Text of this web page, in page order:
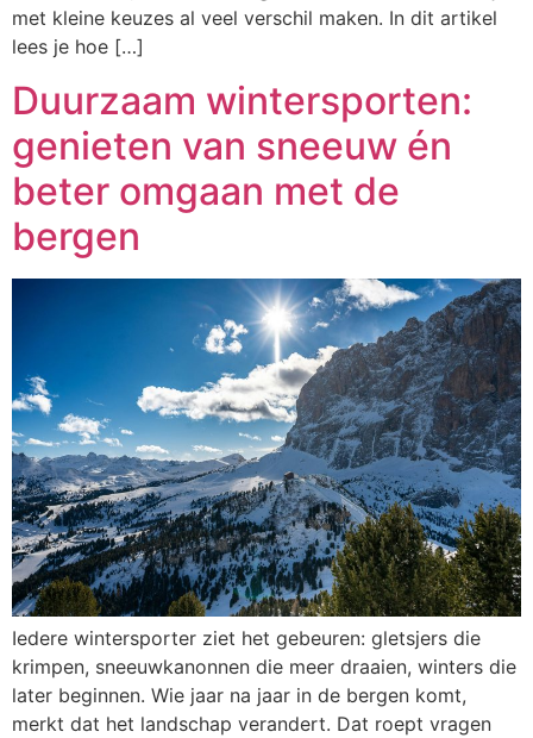
met kleine keuzes al veel verschil maken. In dit artikel
lees je hoe […]
Duurzaam wintersporten:
genieten van sneeuw én
beter omgaan met de
bergen
Iedere wintersporter ziet het gebeuren: gletsjers die
krimpen, sneeuwkanonnen die meer draaien, winters die
later beginnen. Wie jaar na jaar in de bergen komt,
merkt dat het landschap verandert. Dat roept vragen